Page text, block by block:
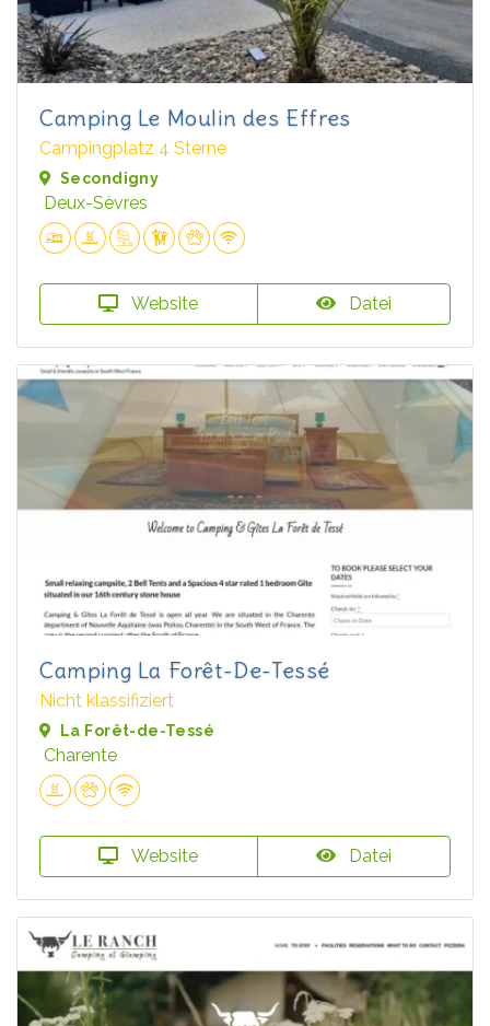
Camping Le Moulin des Effres
Campingplatz 4 Sterne
Secondigny
Deux-Sèvres
Website Datei
Camping La Forêt-De-Tessé
Nicht klassifiziert
La Forêt-de-Tessé
Charente
Website Datei